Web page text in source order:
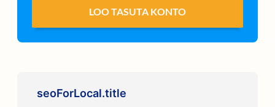
LOO TASUTA KONTO
seoForLocal.title